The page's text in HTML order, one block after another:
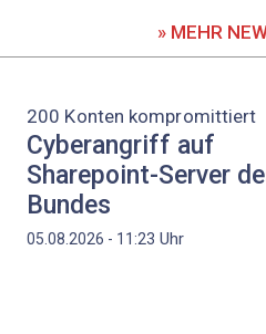
» MEHR
200 Konten kompromittiert
Cyberangriff auf
Sharepoint-Server
Bundes
05.08.2026 - 11:23 Uhr